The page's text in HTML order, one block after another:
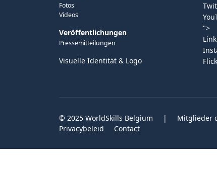
Fotos
Videos
Veröffentlichungen
Pressemitteilungen
Visuelle Identität & Logo
">
© 2025 WorldSkills Belgium | Mitglieder
Privacybeleid
Contact